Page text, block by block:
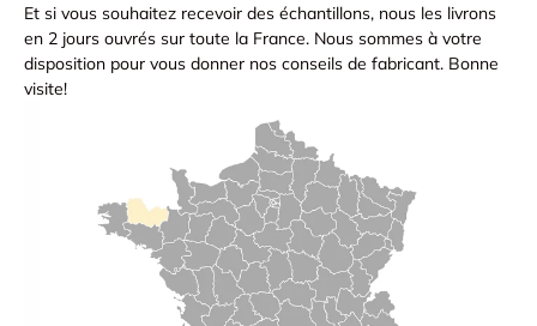
Et si vous souhaitez recevoir des échantillons, nous les livrons
en 2 jours ouvrés sur toute la France. Nous sommes à votre
disposition pour vous donner nos conseils de fabricant. Bonne
visite!